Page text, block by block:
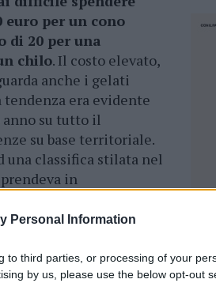
Personal Information
to third parties, or processing of your
by us, please use the below opt-out
euro per un cono
di 20 per una
chilo. Il costo elevato,
anche i gelati
tendenza era evidente
anno su tutto il
su base territoriale.
una classifica stilata nel
in
due estremi – Firenze
posizionava